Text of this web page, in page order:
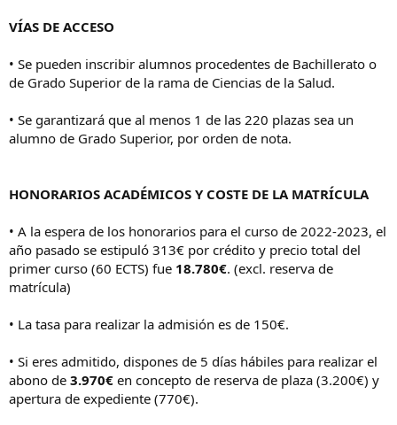
VÍAS DE ACCESO
• Se pueden inscribir alumnos procedentes de Bachillerato o
de Grado Superior de la rama de Ciencias de la Salud.
• Se garantizará que al menos 1 de las 220 plazas sea un
alumno de Grado Superior, por orden de nota.
HONORARIOS ACADÉMICOS Y COSTE DE LA MATRÍCULA
• A la espera de los honorarios para el curso de 2022-2023, el
año pasado se estipuló 313€ por crédito y precio total del
primer curso (60 ECTS) fue 18.780€. (excl. reserva de
matrícula)
• La tasa para realizar la admisión es de 150€.
• Si eres admitido, dispones de 5 días hábiles para realizar el
abono de 3.970€ en concepto de reserva de plaza (3.200€) y
apertura de expediente (770€).